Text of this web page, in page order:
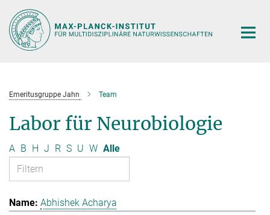
Hauptinhalt
Emeritusgruppe Jahn Team
Labor für Neurobiologie
A B H J R S U W Alle
Abhishek Acharya